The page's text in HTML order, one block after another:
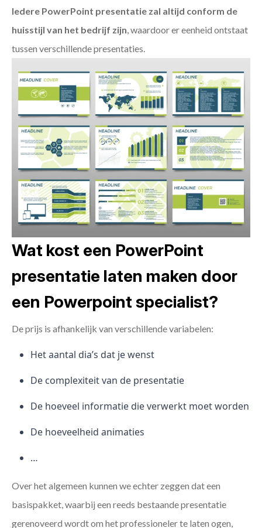
Iedere PowerPoint presentatie zal altijd conform de
huisstijl van het bedrijf zijn, waardoor er eenheid ontstaat
tussen verschillende presentaties.
Wat kost een PowerPoint
presentatie laten maken door
een Powerpoint specialist?
De prijs is afhankelijk van verschillende variabelen:
Het aantal dia’s dat je wenst
De complexiteit van de presentatie
De hoeveel informatie die verwerkt moet worden
De hoeveelheid animaties
…
Over het algemeen kunnen we echter zeggen dat een
basispakket, waarbij een reeds bestaande presentatie
gerenoveerd wordt om het professioneler te laten ogen,